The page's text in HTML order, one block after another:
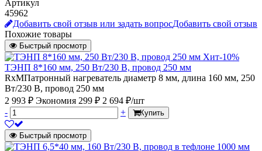
Артикул
45962
Добавить свой отзыв или задать вопросДобавить свой отзыв
Похожие товары
Быстрый просмотр
Хит-10%
ТЭНП 8*160 мм, 250 Вт/230 В, провод 250 мм
RxMПатронный нагреватель диаметр 8 мм, длина 160 мм, 250
Вт/230 В, провод 250 мм
2 993 ₽ Экономия 299 ₽ 2 694 ₽/шт
-
+ Купить
Быстрый просмотр